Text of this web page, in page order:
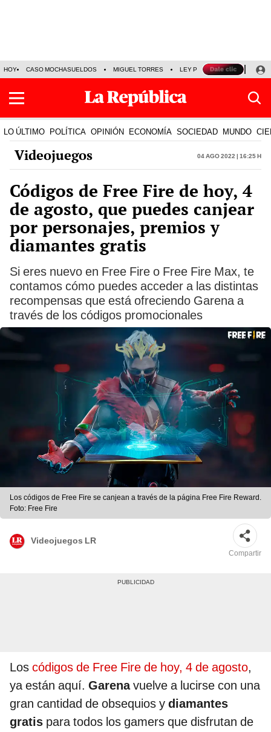
HOY CASO MOCHASUELDOS MIGUEL TORRES LEY PULPÍN PRECIO DEL
LO ÚLTIMO POLÍTICA OPINIÓN ECONOMÍA SOCIEDAD MUNDO
Videojuegos 04 Ago 2022 | 16:25 h
Códigos de Free Fire de hoy, 4
de agosto, que puedes canjear
por personajes, premios y
diamantes gratis
Si eres nuevo en Free Fire o Free Fire Max, te
contamos cómo puedes acceder a las distintas
recompensas que está ofreciendo Garena a
través de los códigos promocionales
Los códigos de Free Fire se canjean a través de la página Free Fire Reward.
Foto: Free Fire
Videojuegos LR
Compartir
Los códigos de Free Fire de hoy, 4 de agosto,
ya están aquí. Garenavuelve a lucirse con una
gran cantidad de obsequios y diamantes
gratis para todos los gamers que disfrutan de